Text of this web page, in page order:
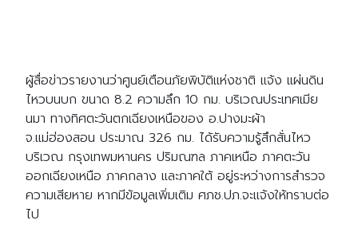
ผู้สื่อข่าวรายงานว่าศูนย์เตือนภัยพิบัติแห่งชาติ แจ้ง แผ่นดิน
ไหวบนบก ขนาด 8.2 ความลึก 10 กม. บริเวณประเทศเมีย
นมา ทางทิศตะวันตกเฉียงเหนือของ อ.ปางมะผ้า
จ.แม่ฮ่องสอน ประมาณ 326 กม. ได้รับความรู้สึกสั่นไหว
บริเวณ กรุงเทพมหานคร ปริมณฑล ภาคเหนือ ภาคตะวัน
ออกเฉียงเหนือ ภาคกลาง และภาคใต้ อยู่ระหว่างการสำรวจ
ความเสียหาย หากมีข้อมูลเพิ่มเติม ศภช.ปภ.จะแจ้งให้ทราบต่อ
ไป